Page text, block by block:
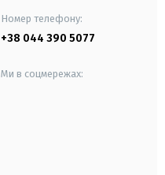
Номер телефону:
+38 044 390 5077
Ми в соцмережах: